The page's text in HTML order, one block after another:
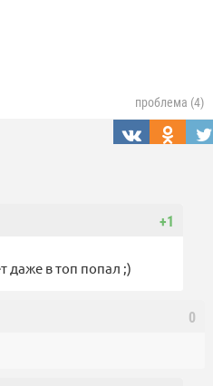
проблема (4)
+1
даже в топ попал ;)
0